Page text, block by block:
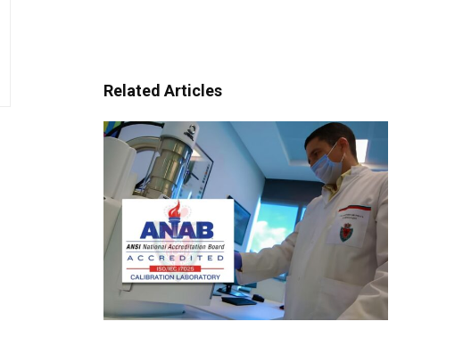
Related Articles